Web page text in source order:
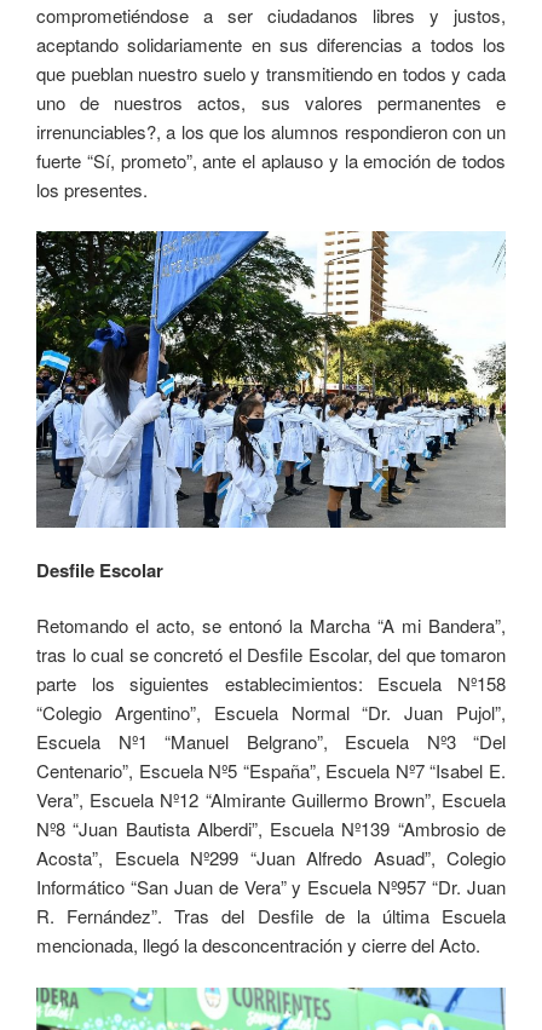
comprometiéndose a ser ciudadanos libres y justos,
aceptando solidariamente en sus diferencias a todos los
que pueblan nuestro suelo y transmitiendo en todos y cada
uno de nuestros actos, sus valores permanentes e
irrenunciables?, a los que los alumnos respondieron con un
fuerte “Sí, prometo”, ante el aplauso y la emoción de todos
los presentes.
Desfile Escolar
Retomando el acto, se entonó la Marcha “A mi Bandera”,
tras lo cual se concretó el Desfile Escolar, del que tomaron
parte los siguientes establecimientos: Escuela Nº158
“Colegio Argentino”, Escuela Normal “Dr. Juan Pujol”,
Escuela Nº1 “Manuel Belgrano”, Escuela Nº3 “Del
Centenario”, Escuela Nº5 “España”, Escuela Nº7 “Isabel E.
Vera”, Escuela Nº12 “Almirante Guillermo Brown”, Escuela
Nº8 “Juan Bautista Alberdi”, Escuela Nº139 “Ambrosio de
Acosta”, Escuela Nº299 “Juan Alfredo Asuad”, Colegio
Informático “San Juan de Vera” y Escuela Nº957 “Dr. Juan
R. Fernández”. Tras del Desfile de la última Escuela
mencionada, llegó la desconcentración y cierre del Acto.